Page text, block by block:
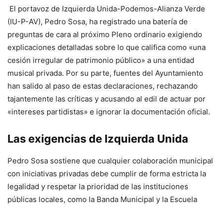
El portavoz de Izquierda Unida-Podemos-Alianza Verde
(IU-P-AV), Pedro Sosa, ha registrado una batería de
preguntas de cara al próximo Pleno ordinario exigiendo
explicaciones detalladas sobre lo que califica como «una
cesión irregular de patrimonio público» a una entidad
musical privada. Por su parte, fuentes del Ayuntamiento
han salido al paso de estas declaraciones, rechazando
tajantemente las críticas y acusando al edil de actuar por
«intereses partidistas» e ignorar la documentación oficial.
Las exigencias de Izquierda Unida
Pedro Sosa sostiene que cualquier colaboración municipal
con iniciativas privadas debe cumplir de forma estricta la
legalidad y respetar la prioridad de las instituciones
públicas locales, como la Banda Municipal y la Escuela